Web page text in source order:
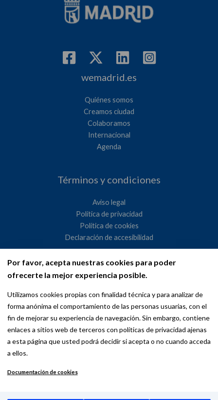
Por favor, acepta nuestras cookies para poder
ofrecerte la mejor experiencia posible.
Utilizamos cookies propias con finalidad técnica y para analizar de
forma anónima el comportamiento de las personas usuarias, con el
fin de mejorar su experiencia de navegación. Sin embargo, contiene
enlaces a sitios web de terceros con políticas de privacidad ajenas
a esta página que usted podrá decidir si acepta o no cuando acceda
a ellos.
Documentación de cookies
wemadrid.es
Quiénes somos
Creamos ciudad
Colaboramos
Internacional
Agenda
Términos y condiciones
Aviso legal
Política de privacidad
Política de cookies
Declaración de accesibilidad
Ayuntamiento de Madrid
WeMadrid es un sitio web del Ayuntamiento de Madrid
dedicado a las relaciones institucionales y la actividad
internacional del Alcalde. ​